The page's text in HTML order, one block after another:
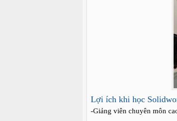
Lợi ích khi học
-Giảng viên chuyên môn